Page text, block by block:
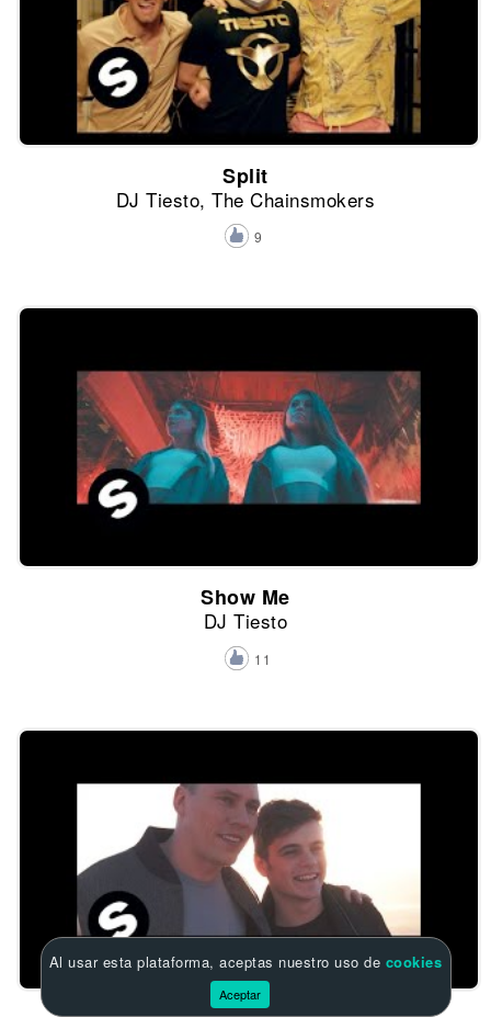
Split
DJ Tiesto, The Chainsmokers
9
Show Me
DJ Tiesto
11
Al usar esta plataforma, aceptas nuestro uso de cookies
Aceptar